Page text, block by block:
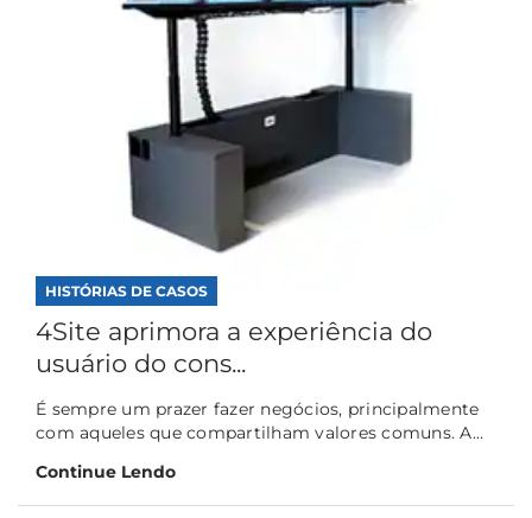
HISTÓRIAS DE CASOS
4Site aprimora a experiência do
usuário do cons...
É sempre um prazer fazer negócios, principalmente
com aqueles que compartilham valores comuns. A...
Continue Lendo